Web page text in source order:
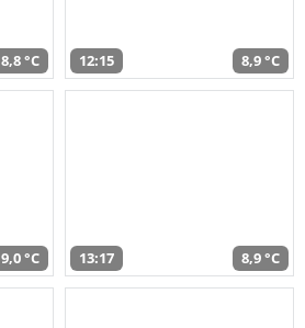
8,8 °C 12:15 8,9 °C
9,0 °C 13:17 8,9 °C